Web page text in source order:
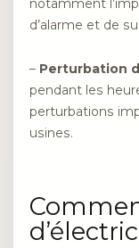
notamment
d’alarme et de
– Perturbation
pendant les
perturbations
usines.